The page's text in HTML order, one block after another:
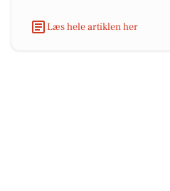
Læs hele artiklen her